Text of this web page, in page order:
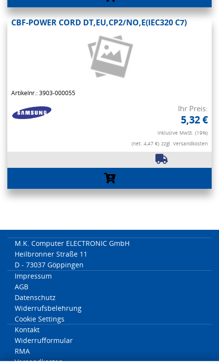
CBF-POWER CORD DT,EU,CP2/NO,E(IEC320 C7)
Artikelnr.: 3903-000055
Ihr Preis:
5,32 €
Inklusive MwSt. (19%)
(net. 4,47 €) zzgl. Versandkosten
M.K. Computer ELECTRONIC GmbH
Heilbronner Straße 11
D - 73037 Göppingen
Impressum
AGB
Datenschutz
Widerrufsbelehrung
Cookie Settings
Kontakt
Widerrufformular
RMA